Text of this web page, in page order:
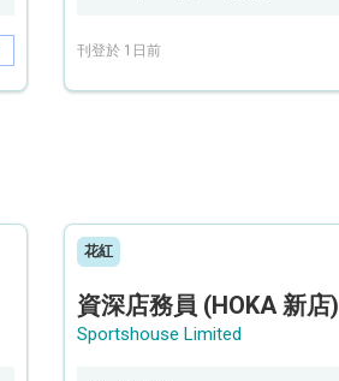
刊登於 1日前
花紅
資深店務員 (HOKA 新店)
Sportshouse Limited